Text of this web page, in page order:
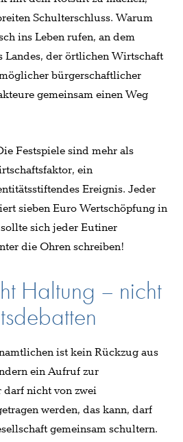
Schulterschluss. Warum
ins Leben rufen, an dem
Landes, der örtlichen Wirtschaft
bürgerschaftlicher
gemeinsam einen Weg
Festspiele sind mehr als
ein
Ereignis. Jeder
sieben Euro Wertschöpfung in
sich jeder Eutiner
die Ohren schreiben!
Haltung – nicht
ist kein Rückzug aus
ein Aufruf zur
nicht von zwei
werden, das kann, darf
gemeinsam schultern.